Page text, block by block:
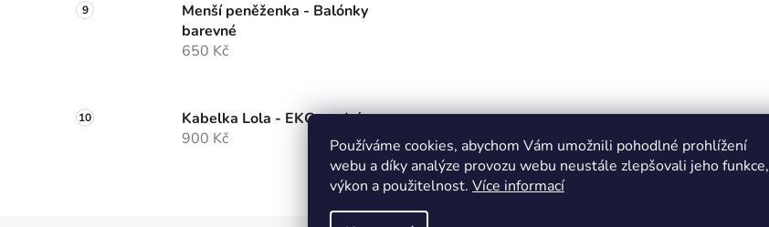
Používáme cookies, abychom Vám umožnili pohodlné prohlížení
webu a díky analýze provozu webu neustále zlepšovali jeho funkce,
výkon a použitelnost. Více informací
Menší peněženka - Balónky
barevné
650 Kč
Kabelka Lola - EKG modrá
900 Kč